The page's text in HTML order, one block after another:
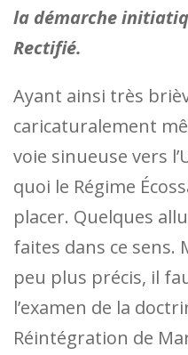
la démarche
Rectifié.
Ayant ainsi très
caricaturalement
voie sinueuse vers
quoi le Régime
placer. Quelques
faites dans ce sens.
peu plus précis, il
l’examen de la
Réintégration de